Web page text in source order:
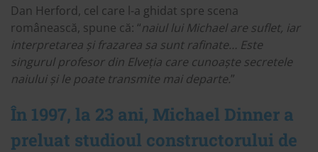
Dan Herford, cel care l-a ghidat spre scena
românească, spune că: “naiul lui Michael are suflet, iar
interpretarea și frazarea sa sunt rafinate… Este
singurul profesor din Elveția care cunoaște secretele
naiului și le poate transmite mai departe.”
În 1997, la 23 ani, Michael Dinner a
preluat studioul constructorului de